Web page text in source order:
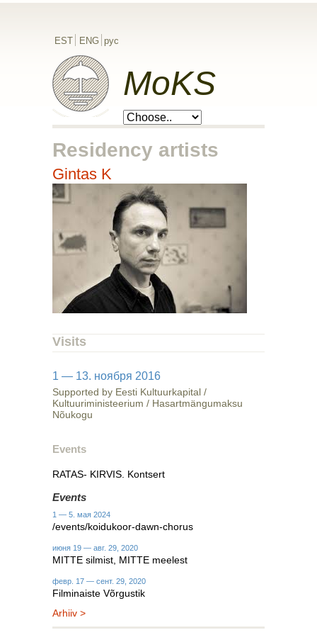
EST ENG рус
MoKS
Residency artists
Gintas K
Visits
1 — 13. ноября 2016
Supported by Eesti Kultuurkapital /
Kultuuriministeerium / Hasartmängumaksu
Nõukogu
Events
RATAS- KIRVIS. Kontsert
Events
1 — 5. мая 2024
/events/koidukoor-dawn-chorus
июня 19 — авг. 29, 2020
MITTE silmist, MITTE meelest
февр. 17 — сент. 29, 2020
Filminaiste Võrgustik
Arhiiv >